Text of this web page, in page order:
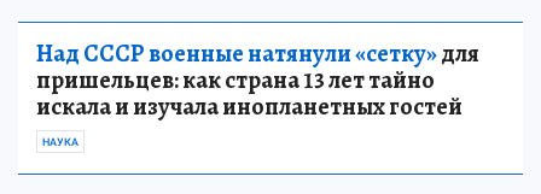
Над СССР военные натянули «сетку»для
пришельцев: как страна 13 лет тайно
искала и изучала инопланетных гостей
НАУКА